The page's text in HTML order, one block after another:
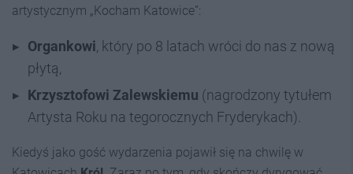
artystycznym „Kocham Katowice”:
Organkowi , który po 8 latach wróci do nas z nową
płytą,
Krzysztofowi Zalewskiemu (nagrodzony tytułem
Artysta Roku na tegorocznych Fryderykach).
Kiedyś jako gość wydarzenia pojawił się na chwilę w